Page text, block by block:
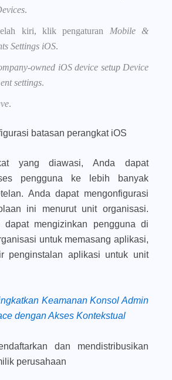
.
kiri, klik pengaturan Mobile &
Settings iOS.
owned iOS device setup Device
settings.
.
batasan perangkat iOS
yang diawasi, Anda dapat
pengguna ke lebih banyak
Anda dapat mengonfigurasi
ini menurut unit organisasi.
dapat mengizinkan pengguna di
untuk memasang aplikasi,
penginstalan aplikasi untuk unit
Keamanan Konsol Admin
dengan Akses Kontekstual
dan mendistribusikan
perusahaan